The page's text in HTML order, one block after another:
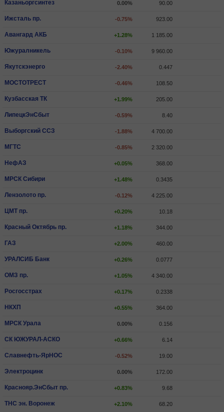
Казаньоргсинтез 0.00% 90.00
Ижсталь пр. -0.75% 923.00
Авангард АКБ +1.28% 1 185.00
Южуралникель -0.10% 9 960.00
Якутскэнерго -2.40% 0.447
МОСТОТРЕСТ -0.46% 108.50
Кузбасская ТК +1.99% 205.00
ЛипецкЭнСбыт -0.59% 8.40
Выборгский ССЗ -1.88% 4 700.00
МГТС -0.85% 2 320.00
НефАЗ +0.05% 368.00
МРСК Сибири +1.48% 0.3435
Лензолото пр. -0.12% 4 225.00
ЦМТ пр. +0.20% 10.18
Красный Октябрь пр. +1.18% 344.00
ГАЗ +2.00% 460.00
УРАЛСИБ Банк +0.26% 0.0777
ОМЗ пр. +1.05% 4 340.00
Росгосстрах +0.17% 0.2338
НКХП +0.55% 364.00
МРСК Урала 0.00% 0.156
СК ЮЖУРАЛ-АСКО +0.66% 6.14
Славнефть-ЯрНОС -0.52% 19.00
Электроцинк 0.00% 172.00
Краснояр.ЭнСбыт пр. +0.83% 9.68
ТНС эн. Воронеж +2.10% 68.20